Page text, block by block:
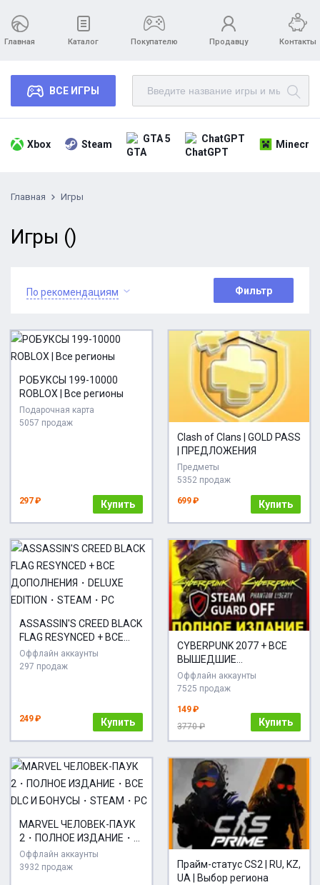
Главная Каталог Покупателю Продавцу Контакты
ВСЕ ИГРЫ
Xbox Steam GTA 5 ChatGPT
Главная Игры
Игры ()
По рекомендациям Фильтр
РОБУКСЫ 199-10000
ROBLOX | Все регионы
Подарочная карта
5057 продаж
297 ₽ Купить
Clash of Clans | GOLD PASS
| ПРЕДЛОЖЕНИЯ
Предметы
5352 продаж
699 ₽ Купить
ASSASSIN'S CREED BLACK
FLAG RESYNCED + ВСЕ
ДОПОЛНЕНИЯ・DELUXE
EDITION・STEAM・PC
Оффлайн аккаунты
297 продаж
249 ₽ Купить
CYBERPUNK 2077 + ВСЕ
ВЫШЕДШИЕ
ДОПОЛНЕНИЯ・ПОЛНОЕ
ИЗДАНИЕ・STEAM・БЕЗ
Оффлайн аккаунты
7525 продаж
149 ₽
3770 ₽
Купить
MARVEL ЧЕЛОВЕК-ПАУК
2・ПОЛНОЕ ИЗДАНИЕ・
ВСЕ DLC И БОНУСЫ・
STEAM・PC
Оффлайн аккаунты
3932 продаж
Прайм-статус CS2 | RU, KZ,
UA | Выбор региона